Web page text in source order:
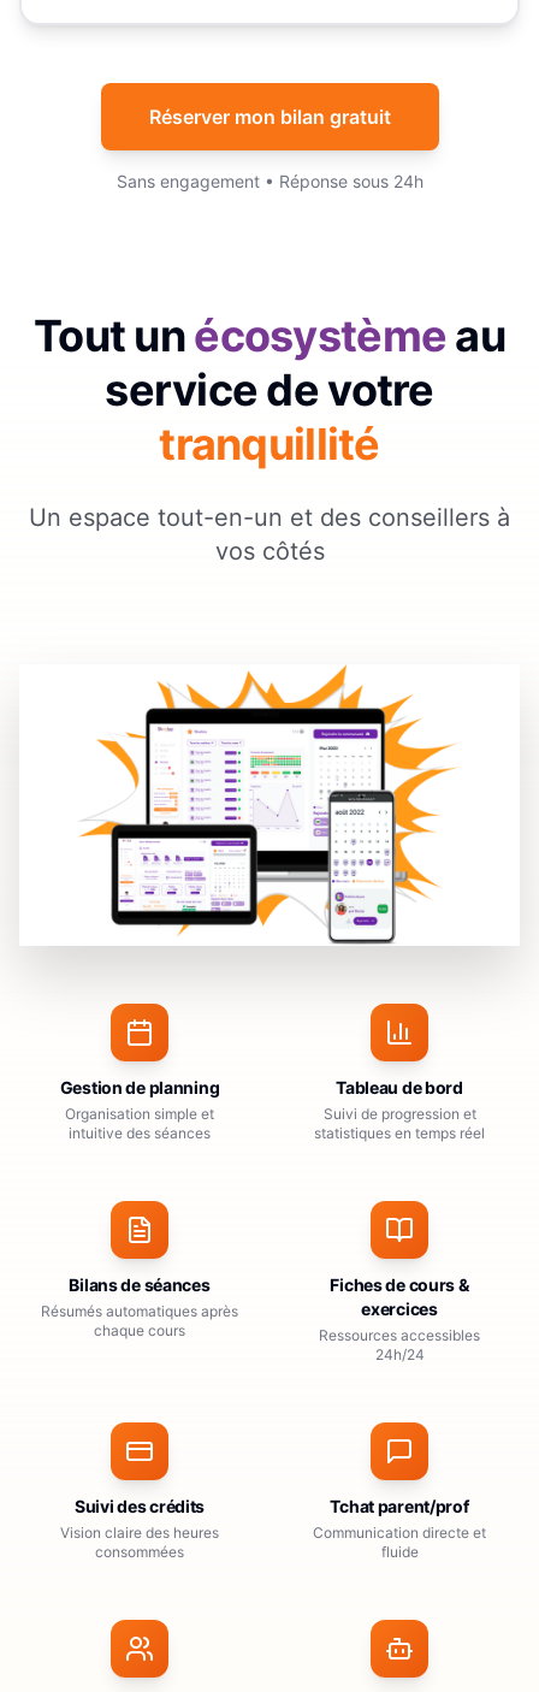
Réserver mon bilan gratuit
Sans engagement • Réponse sous 24h
Tout unécosystèmeau
service de votre
tranquillité
Un espace tout-en-un et des conseillers à
vos côtés
Gestion de planning
Organisation simple et
intuitive des séances
Tableau de bord
Suivi de progression et
statistiques en temps réel
Bilans de séances
Résumés automatiques après
chaque cours
Fiches de cours &
exercices
Ressources accessibles
24h/24
Suivi des crédits
Vision claire des heures
consommées
Tchat parent/prof
Communication directe et
fluide